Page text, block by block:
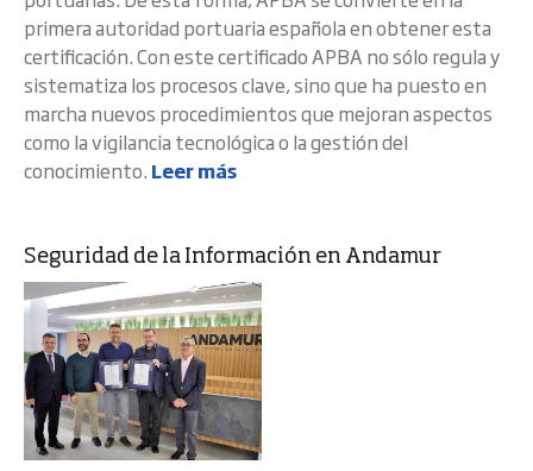
primera autoridad portuaria española en obtener esta
certificación. Con este certificado APBA no sólo regula y
sistematiza los procesos clave, sino que ha puesto en
marcha nuevos procedimientos que mejoran aspectos
como la vigilancia tecnológica o la gestión del
conocimiento. Leer más
Seguridad de la Información en Andamur